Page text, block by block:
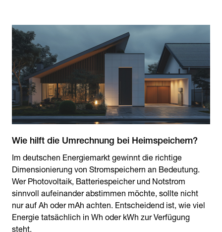
Wie hilft die Umrechnung bei Heimspeichern?
Im deutschen Energiemarkt gewinnt die richtige
Dimensionierung von Stromspeichern an Bedeutung.
Wer Photovoltaik, Batteriespeicher und Notstrom
sinnvoll aufeinander abstimmen möchte, sollte nicht
nur auf Ah oder mAh achten. Entscheidend ist, wie viel
Energie tatsächlich in Wh oder kWh zur Verfügung
steht.